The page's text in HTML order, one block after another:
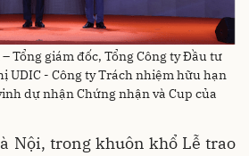
Tổng giám đốc, Tổng Công ty Đầu tư
UDIC - Công ty Trách nhiệm hữu hạn
dự nhận Chứng nhận và Cup của
Nội, trong khuôn khổ Lễ trao